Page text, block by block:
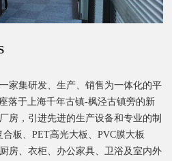
家集研发、生产、销售为一体化的平
落于上海千年古镇-枫泾古镇旁的新
房，引进先进的生产设备和专业的制
板、PET高光大板、PVC膜大板
房、衣柜、办公家具、卫浴及室内外